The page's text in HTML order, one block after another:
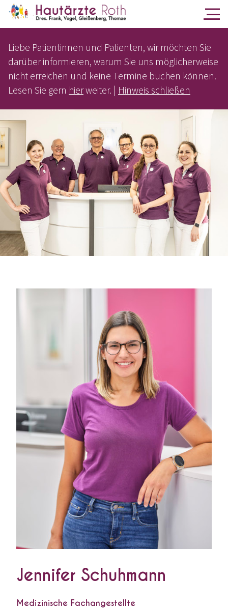
Liebe Patientinnen und Patienten, wir möchten Sie
darüber informieren, warum Sie uns möglicherweise
nicht erreichen und keine Termine buchen können.
Lesen Sie gern hierweiter. | Hinweis schließen
Jennifer Schuhmann
Medizinische Fachangestellte